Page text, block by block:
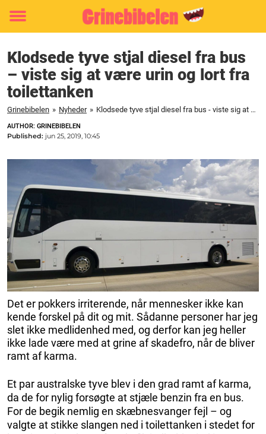
Toggle
Klodsede tyve stjal diesel fra bus
– viste sig at være urin og lort fra
toilettanken
Grinebibelen » Nyheder » Klodsede tyve stjal diesel fra bus - viste sig at være urin og lort fra toilettanken
AUTHOR: GRINEBIBELEN
Published: jun 25, 2019, 10:45
Det er pokkers irriterende, når mennesker ikke kan
kende forskel på dit og mit. Sådanne personer har jeg
slet ikke medlidenhed med, og derfor kan jeg heller
ikke lade være med at grine af skadefro, når de bliver
ramt af karma.
Et par australske tyve blev i den grad ramt af karma,
da de for nylig forsøgte at stjæle benzin fra en bus.
For de begik nemlig en skæbnesvanger fejl – og
valgte at stikke slangen ned i toilettanken i stedet for